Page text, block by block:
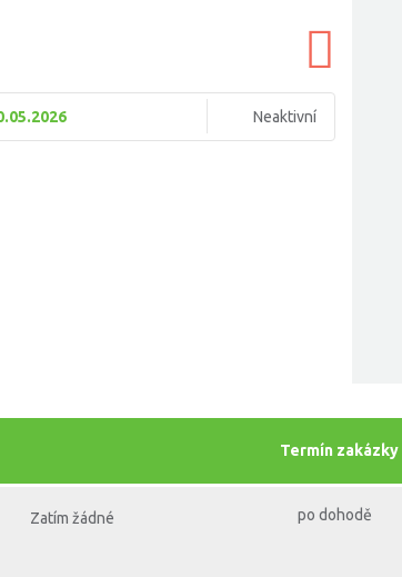
Neaktivní
Termín zakázky
Zatím žádné
po dohodě